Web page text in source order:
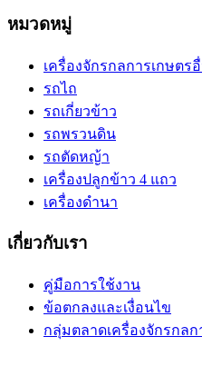
หมวดหมู่
เครื่องจักรกลการเกษตร
รถไถ
รถเกี่ยวข้าว
รถพรวนดิน
รถตัดหญ้า
เครื่องปลูกข้าว 4 แถว
เครื่องดำนา
เกี่ยวกับเรา
คู่มือการใช้งาน
ข้อตกลงและเงื่อนไข
กลุ่มตลาดเครื่องจักรกลก